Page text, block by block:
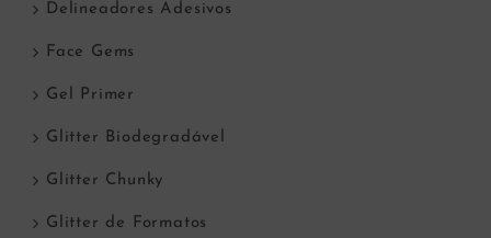
Delineadores Adesivos
Face Gems
Gel Primer
Glitter Biodegradável
Glitter Chunky
Glitter de Formatos